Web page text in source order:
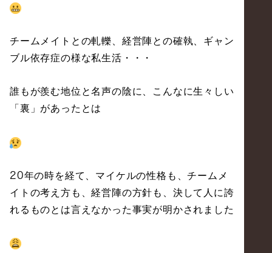
チームメイトとの軋轢、経営陣との確執、ギャン
ブル依存症の様な私生活・・・
誰もが羨む地位と名声の陰に、こんなに生々しい
「裏」があったとは
20年の時を経て、マイケルの性格も、チームメ
イトの考え方も、経営陣の方針も、決して人に誇
れるものとは言えなかった事実が明かされました